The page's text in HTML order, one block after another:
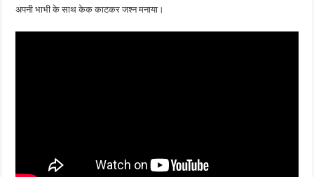
अपनी भाभी के साथ केक काटकर जश्न मनाया।